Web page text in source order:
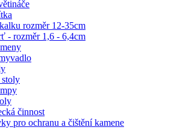
rozměr 12-35cm
- rozměr 1,6 - 6,4cm
stoly
činnost
pro ochranu a čištění kamene